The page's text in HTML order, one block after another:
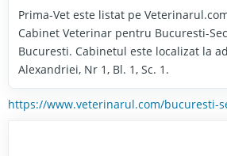
Prima-Vet este listat pe
Cabinet Veterinar pentru Bucuresti-
Bucuresti. Cabinetul este localizat la
Alexandriei, Nr 1, Bl. 1, Sc. 1.
https://www.veterinarul.com/bucuresti-